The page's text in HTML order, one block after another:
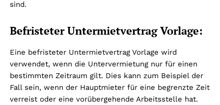
sind.
Befristeter Untermietvertrag Vorlage:
Eine befristeter Untermietvertrag Vorlage wird
verwendet, wenn die Untervermietung nur für einen
bestimmten Zeitraum gilt. Dies kann zum Beispiel der
Fall sein, wenn der Hauptmieter für eine begrenzte Zeit
verreist oder eine vorübergehende Arbeitsstelle hat.